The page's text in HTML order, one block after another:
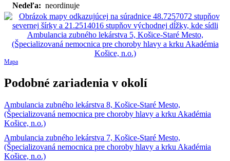
Nedeľa: neordinuje
Mapa
Podobné zariadenia v okolí
Ambulancia zubného lekárstva 8, Košice-Staré Mesto,
(Špecializovaná nemocnica pre choroby hlavy a krku Akadémia
Košice, n.o.)
Ambulancia zubného lekárstva 7, Košice-Staré Mesto,
(Špecializovaná nemocnica pre choroby hlavy a krku Akadémia
Košice, n.o.)